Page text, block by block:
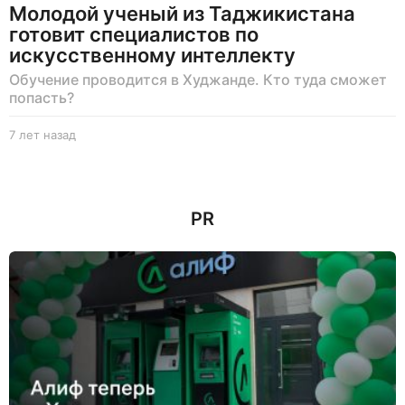
Молодой ученый из Таджикистана
готовит специалистов по
искусственному интеллекту
Обучение проводится в Худжанде. Кто туда сможет
попасть?
7 лет назад
а
д
PR